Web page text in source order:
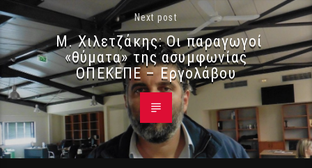
Next post
Μ. Χιλετζάκης: Οι παραγωγοί
«θύματα» της ασυμφωνίας
ΟΠΕΚΕΠΕ – Εργολάβου